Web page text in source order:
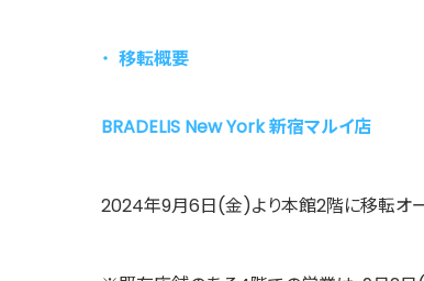
移転概要
BRADELIS New York 新宿マルイ店
2024年9月6日(金)より本館2階に移転オ